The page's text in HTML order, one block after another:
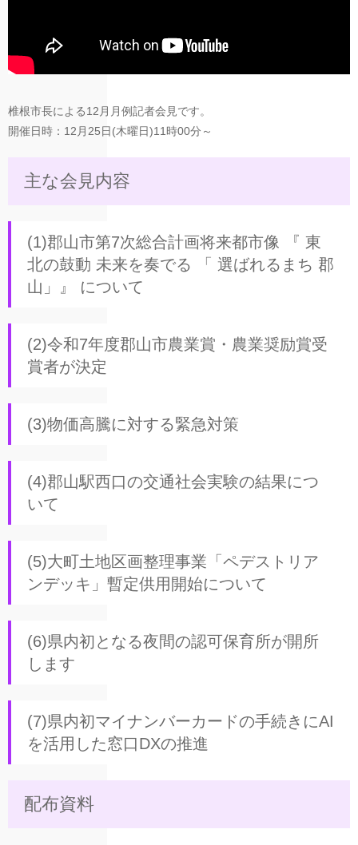
椎根市長による12月月例記者会見です。
開催日時：12月25日(木曜日)11時00分～
主な会見内容
(1)郡山市第7次総合計画将来都市像 『 東
北の鼓動 未来を奏でる 「 選ばれるまち 郡
山」』 について
(2)令和7年度郡山市農業賞・農業奨励賞受
賞者が決定
(3)物価高騰に対する緊急対策
(4)郡山駅西口の交通社会実験の結果につ
いて
(5)大町土地区画整理事業「ペデストリア
ンデッキ」暫定供用開始について
(6)県内初となる夜間の認可保育所が開所
します
(7)県内初マイナンバーカードの手続きにAI
を活用した窓口DXの推進
配布資料​​